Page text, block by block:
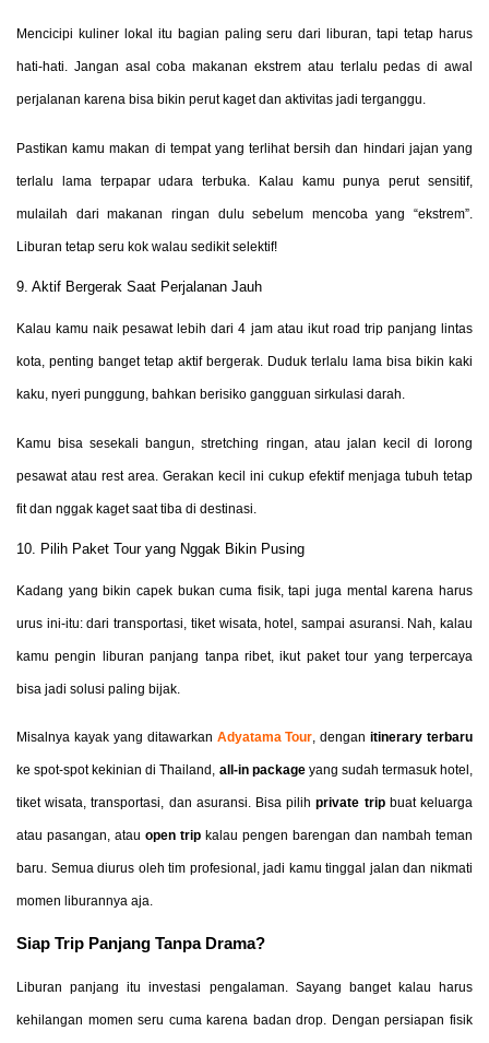
Mencicipi kuliner lokal itu bagian paling seru dari liburan, tapi tetap harus
hati-hati. Jangan asal coba makanan ekstrem atau terlalu pedas di awal
perjalanan karena bisa bikin perut kaget dan aktivitas jadi terganggu.
Pastikan kamu makan di tempat yang terlihat bersih dan hindari jajan yang
terlalu lama terpapar udara terbuka. Kalau kamu punya perut sensitif,
mulailah dari makanan ringan dulu sebelum mencoba yang “ekstrem”.
Liburan tetap seru kok walau sedikit selektif!
9. Aktif Bergerak Saat Perjalanan Jauh
Kalau kamu naik pesawat lebih dari 4 jam atau ikut road trip panjang lintas
kota, penting banget tetap aktif bergerak. Duduk terlalu lama bisa bikin kaki
kaku, nyeri punggung, bahkan berisiko gangguan sirkulasi darah.
Kamu bisa sesekali bangun, stretching ringan, atau jalan kecil di lorong
pesawat atau rest area. Gerakan kecil ini cukup efektif menjaga tubuh tetap
fit dan nggak kaget saat tiba di destinasi.
10. Pilih Paket Tour yang Nggak Bikin Pusing
Kadang yang bikin capek bukan cuma fisik, tapi juga mental karena harus
urus ini-itu: dari transportasi, tiket wisata, hotel, sampai asuransi. Nah, kalau
kamu pengin liburan panjang tanpa ribet, ikut paket tour yang terpercaya
bisa jadi solusi paling bijak.
Misalnya kayak yang ditawarkan Adyatama Tour, denganitinerary terbaru
ke spot-spot kekinian di Thailand, all-in packageyang sudah termasuk hotel,
tiket wisata, transportasi, dan asuransi. Bisa pilihprivate tripbuat keluarga
atau pasangan, atau open trip kalau pengen barengan dan nambah teman
baru. Semua diurus oleh tim profesional, jadi kamu tinggal jalan dan nikmati
momen liburannya aja.
Siap Trip Panjang Tanpa Drama?
Liburan panjang itu investasi pengalaman. Sayang banget kalau harus
kehilangan momen seru cuma karena badan drop. Dengan persiapan fisik